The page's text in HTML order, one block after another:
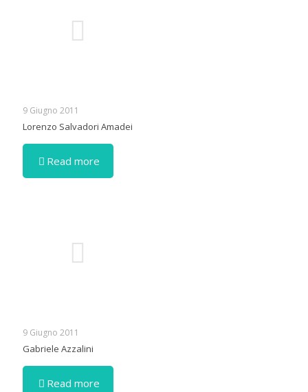
9 Giugno 2011
Lorenzo Salvadori Amadei
Read more
9 Giugno 2011
Gabriele Azzalini
Read more